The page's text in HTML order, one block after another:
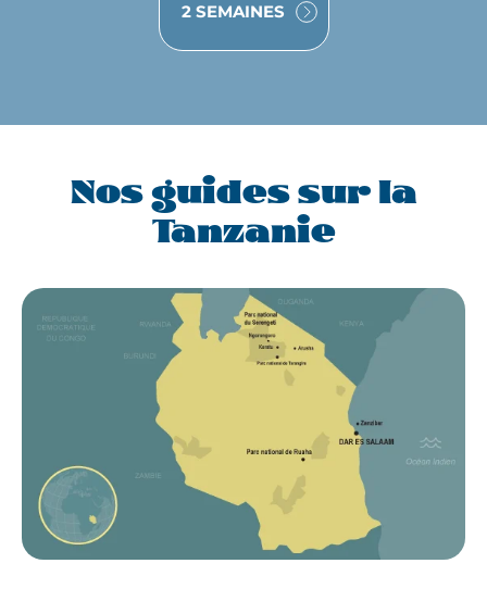
2 SEMAINES
Nos guides sur la
Tanzanie